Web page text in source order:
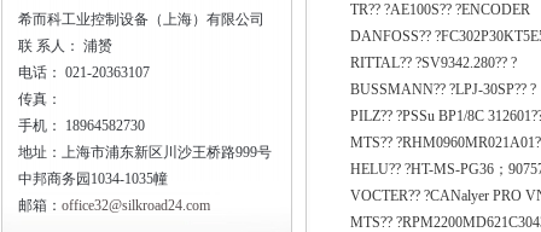
希而科工业控制设备（上海）有限公司
联 系人： 浦赟
电话： 021-20363107
传真：
手机：
18964582730
地址：上海市浦东新区川沙王桥路999号
中邦商务园1034-1035幢
邮箱： office32@silkroad24.com
TR?? ?AE100S?? ?ENCODER
DANFOSS??
RITTAL?? ?SV9342.280?? ?
BUSSMANN?? ?LPJ-30SP?? ?
PILZ?? ?PSSu BP1/8C
MTS??
HELU?? ?HT-MS-PG36；
VOCTER?? ?CANalyer PRO
MTS??